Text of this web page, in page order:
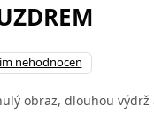
nehodnocen
obraz, dlouhou